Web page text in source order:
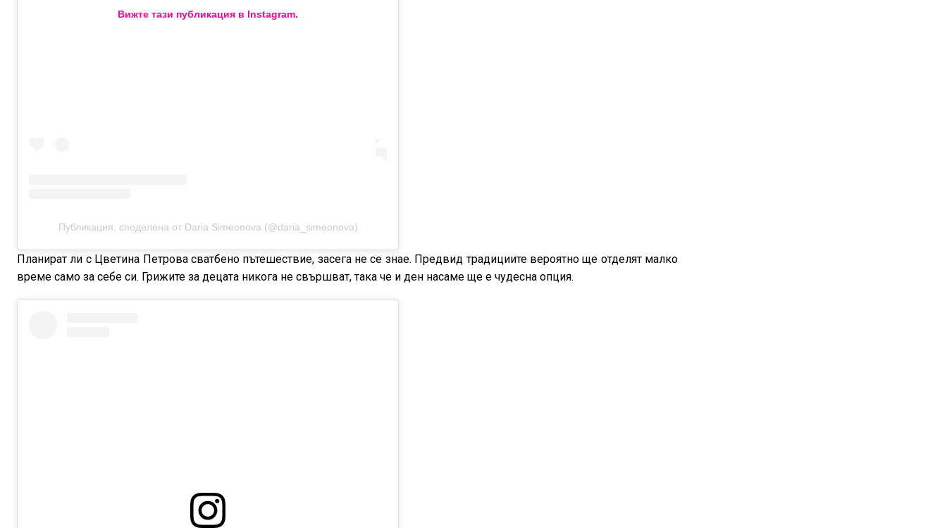
Вижте тази публикация в Instagram.
Публикация, споделена от Daria Simeonova (@daria_simeonova)
Планират ли с Цветина Петрова сватбено пътешествие, засега не се знае. Предвид традициите вероятно ще отделят малко
време само за себе си. Грижите за децата никога не свършват, така че и ден насаме ще е чудесна опция.